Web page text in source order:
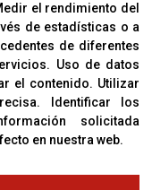
el rendimiento del
de estadísticas o a
de diferentes
. Uso de datos
el contenido. Utilizar
.
Identificar los
solicitada
en nuestra web.